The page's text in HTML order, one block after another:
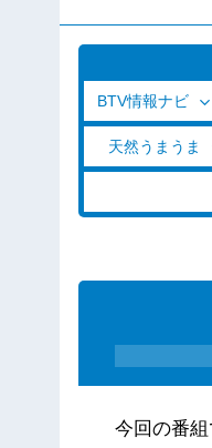
BTV情報ナビ
天然うまうま
今回の番